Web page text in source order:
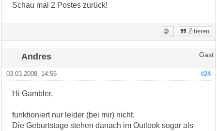
Schau mal 2 Postes zurück!
Zitieren
Andres Gast
#24
03.03.2008, 14:56
Hi Gambler,
funktioniert nur leider (bei mir) nicht.
Die Geburtstage stehen danach im Outlook sogar als